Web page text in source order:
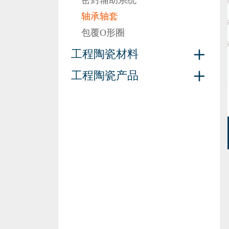
轴承轴套
包覆O形圈
工程陶瓷材料
工程陶瓷产品